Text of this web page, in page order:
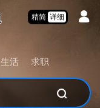
精简 详细
生活 求职